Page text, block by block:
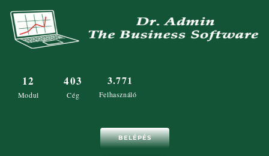
content
Modul
12
Cég
403
Felhasználó
3.771
BELÉPÉS